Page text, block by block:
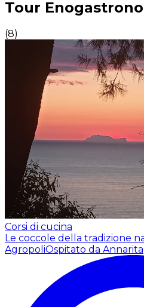
Tour
(8)
Corsi di cucina
Le coccole della tradizione
AgropoliOspitato da Annarita